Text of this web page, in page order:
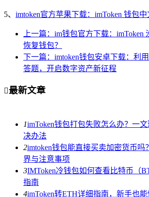
5、 imtoken官方苹果下载：imToken 钱包
上一篇：im钱包官方下载：imToken
恢复钱包？
下一篇：imtoken钱包安卓下载：利
答题，开启数字资产新征程
最新文章
1imToken钱包打包失败怎么办？一
决办法
2imtoken钱包能直接买卖加密货币吗
界与注意事项
3IMToken冷钱包如何查看比特币（
指南
4imToken转ETH详细指南，新手也